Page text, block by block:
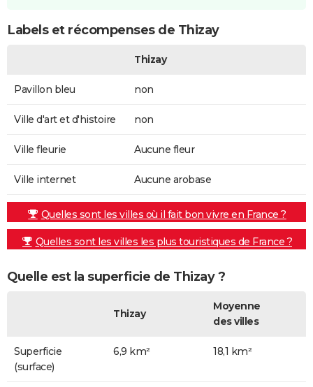
Labels et récompenses de Thizay
Thizay
Pavillon bleu non
Ville d'art et d'histoire non
Ville fleurie Aucune fleur
Ville internet Aucune arobase
Quelles sont les villes où il fait bon vivre en France ?
Quelles sont les villes les plus touristiques de France ?
Quelle est la superficie de Thizay ?
Thizay
Moyenne
des villes
Superficie
(surface)
6,9 km² 18,1 km²